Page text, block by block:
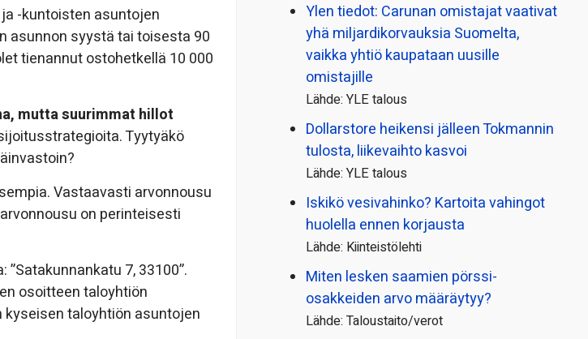
-kuntoisten asuntojen
asunnon syystä tai toisesta 90
tienannut ostohetkellä 10 000
mutta suurimmat hillot
Tyytyäkö
Vastaavasti arvonnousu
on perinteisesti
7, 33100”.
osoitteen taloyhtiön
taloyhtiön asuntojen
Ylen tiedot: Carunan omistajat vaativat
yhä miljardi­korvauksia Suomelta,
vaikka yhtiö kaupataan uusille
omistajille
Lähde: YLE talous
Dollarstore heikensi jälleen Tokmannin
tulosta, liikevaihto kasvoi
Lähde: YLE talous
Iskikö vesivahinko? Kartoita vahingot
huolella ennen korjausta
Lähde: Kiinteistölehti
Miten lesken saamien pörssi­
osakkeiden arvo määräytyy?
Lähde: Taloustaito/verot